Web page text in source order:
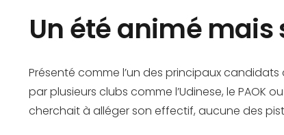
Un été animé
Présenté comme l’un des principaux
par plusieurs clubs comme l’Udinese, le PAOK
cherchait à alléger son effectif, aucune des